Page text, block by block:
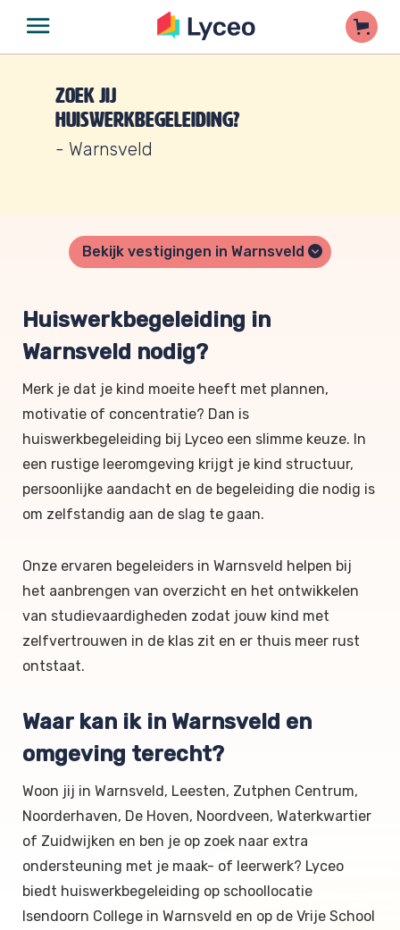
Zoek jij
huiswerkbegeleiding?
- Warnsveld
Bekijk vestigingen in Warnsveld
Huiswerkbegeleiding in
Warnsveld nodig?
Merk je dat je kind moeite heeft met plannen,
motivatie of concentratie? Dan is
huiswerkbegeleiding bij Lyceo een slimme keuze. In
een rustige leeromgeving krijgt je kind structuur,
persoonlijke aandacht en de begeleiding die nodig is
om zelfstandig aan de slag te gaan.
Onze ervaren begeleiders in Warnsveld helpen bij
het aanbrengen van overzicht en het ontwikkelen
van studievaardigheden zodat jouw kind met
zelfvertrouwen in de klas zit en er thuis meer rust
ontstaat.
Waar kan ik in Warnsveld en
omgeving terecht?
Woon jij in Warnsveld, Leesten, Zutphen Centrum,
Noorderhaven, De Hoven, Noordveen, Waterkwartier
of Zuidwijken en ben je op zoek naar extra
ondersteuning met je maak- of leerwerk? Lyceo
biedt huiswerkbegeleiding op schoollocatie
Isendoorn College in Warnsveld en op de Vrije School